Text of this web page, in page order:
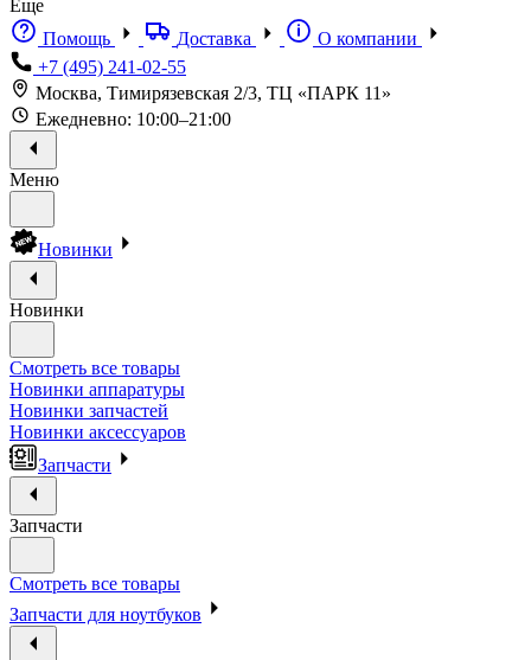
Еще
Помощь
Доставка
О компании
+7 (495) 241-02-55
Москва, Тимирязевская 2/3, ТЦ «ПАРК 11»
Ежедневно: 10:00–21:00
Меню
Новинки
Новинки
Смотреть все товары
Новинки аппаратуры
Новинки запчастей
Новинки аксессуаров
Запчасти
Запчасти
Смотреть все товары
Запчасти для ноутбуков